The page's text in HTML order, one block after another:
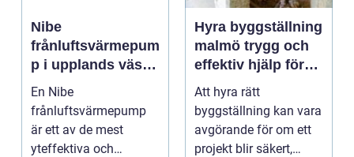
Nibe
frånluftsvärmepum
p i upplands väsby
smart värme för
moderna villor
En Nibe
frånluftsvärmepump
är ett av de mest
yteffektiva och
Hyra byggställning
malmö trygg och
effektiv hjälp för
alla projekt
Att hyra rätt
byggställning kan vara
avgörande för om ett
projekt blir säkert,